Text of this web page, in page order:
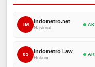
IM
Indometro.net
Nasional
03
Indometro Law
Hukum